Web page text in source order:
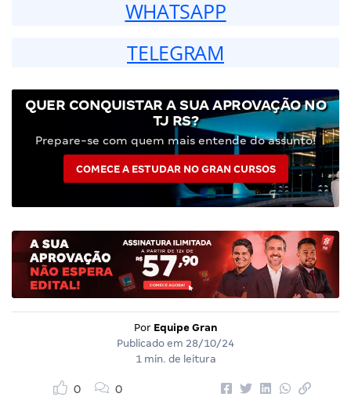
WHATSAPP
TELEGRAM
QUER CONQUISTAR A SUA APROVAÇÃO NO
TJ RS?
Prepare-se com quem mais entende do assunto!
COMECE A ESTUDAR NO GRAN CURSOS
Por Equipe Gran
Publicado em 28/10/24
1 min. de leitura
0 0